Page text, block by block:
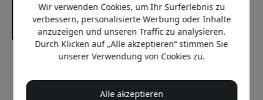
Empfohlener Preis
49.99 EUR
Wir verwenden Cookies, um Ihr Surferlebnis zu
verbessern, personalisierte Werbung oder Inhalte
anzuzeigen und unseren Traffic zu analysieren.
Durch Klicken auf „Alle akzeptieren“ stimmen Sie
unserer Verwendung von Cookies zu.
Alle akzeptieren